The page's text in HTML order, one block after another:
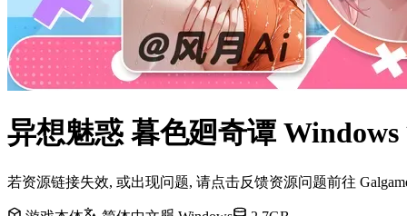
异想魅惑 暮色廻奇谭
若资源链接失效, 或出现问题, 请点击反馈资源问题前往